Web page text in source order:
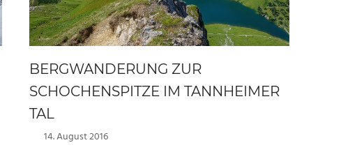
BERGWANDERUNG ZUR
SCHOCHENSPITZE IM TANNHEIMER
TAL
14. August 2016